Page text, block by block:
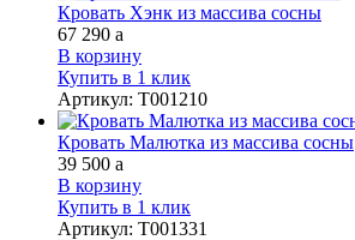
Кровать Хэнк из массива сосны
67 290 a
В корзину
Купить в 1 клик
Артикул: Т001210
Кровать Малютка из массива сосны
39 500 a
В корзину
Купить в 1 клик
Артикул: Т001331